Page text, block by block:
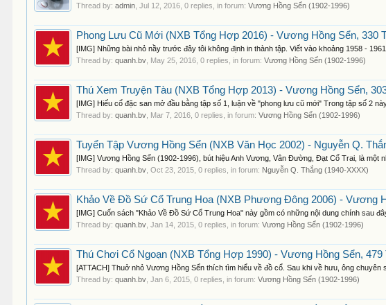
Thread by:admin ,Jul 12, 2016 , 0 replies, in forum:Vương Hồng Sển (1902-1996)
Phong Lưu Cũ Mới (NXB Tổng Hợp 2016) - Vương Hồng Sển, 330
[IMG] Những bài nhỏ nầy trước đây tôi không định in thành tập. Viết vào khoảng 1958 -
Thread by:quanh.bv May 25, 2016 , 0 replies, in forum:Vương Hồng Sển (1902-1996)
Thú Xem Truyện Tàu (NXB Tổng Hợp 2013) - Vương Hồng Sển,
[IMG] Hiếu cổ đặc san mở đầu bằng tập số 1, luận về "phong lưu cũ mới" Trong tập số 2
Thread by:quanh.bv Mar 7, 2016 , 0 replies, in forum:Vương Hồng Sển (1902-1996)
Tuyển Tập Vương Hồng Sển (NXB Văn Học 2002) - Nguyễn Q.
[IMG] Vương Hồng Sển (1902-1996), bút hiệu Anh Vương, Vân Đường, Đạt Cổ Trai, là một
Thread by:quanh.bv ,Oct 23, 2015 , 0 replies, in forum: Nguyễn Q. Thắng (1940-XXXX)
Khảo Về Đồ Sứ Cổ Trung Hoa (NXB Phương Đông 2006) - Vương
[IMG] Cuốn sách "Khảo Về Đồ Sứ Cổ Trung Hoa" này gồm có những nội dung chính sau
Thread by:quanh.bv ,Jan 14, 2015 , 0 replies, in forum:Vương Hồng Sển (1902-1996)
Thú Chơi Cổ Ngoạn (NXB Tổng Hợp 1990) - Vương Hồng Sển, 479
[ATTACH] Thuở nhỏ Vương Hồng Sển thích tìm hiểu về đồ cổ. Sau khi về hưu, ông
Thread by:quanh.bv ,Jan 6, 2015 , 0 replies, in forum:Vương Hồng Sển (1902-1996)